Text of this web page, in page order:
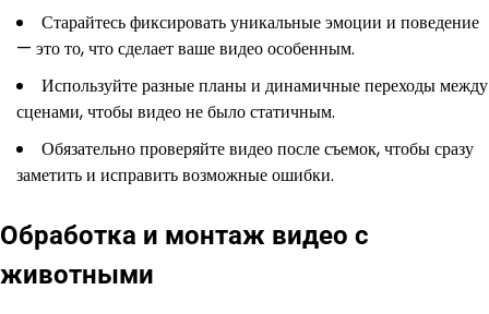
Старайтесь фиксировать уникальные эмоции и поведение
— это то, что сделает ваше видео особенным.
Используйте разные планы и динамичные переходы между
сценами, чтобы видео не было статичным.
Обязательно проверяйте видео после съемок, чтобы сразу
заметить и исправить возможные ошибки.
Обработка и монтаж видео с
животными